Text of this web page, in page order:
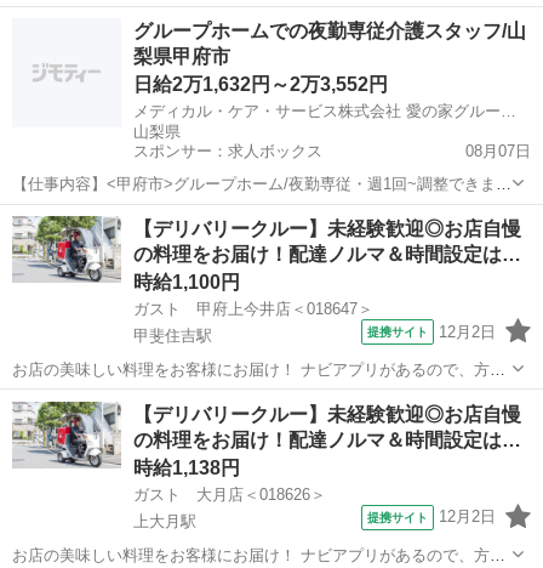
音痴の方も安心◎ 運転に慣れるまではお店の敷地内で練習するので安
心してください！ ※［自動車］［バイク］を使っての配達をお願いし
ます。 アルバイト,パート ...
東花輪駅 デリバリー
グループホームでの夜勤専従介護スタッフ/山
梨県甲府市
日給2万1,632円～2万3,552円
メディカル・ケア・サービス株式会社 愛の家グループホーム 甲府中央
山梨県
スポンサー：求人ボックス
08月07日
【仕事内容】<甲府市>グループホーム/夜勤専従・週1回~調整できま
す/経験不問/福利厚生も充実! 仕事内容 グループホームの夜勤専従・介
護職のお仕事です! (1ユニット:9名) <業務内容> ・夜間の見守り ・食
事、排泄等の介助...
アルバイト・パート
【デリバリークルー】未経験歓迎◎お店自慢
の料理をお届け！配達ノルマ＆時間設定は…
時給1,100円
ガスト 甲府上今井店＜018647＞
甲斐住吉駅
提携サイト 12月2日
お店の美味しい料理をお客様にお届け！ ナビアプリがあるので、方向
音痴の方も安心◎ 運転に慣れるまではお店の敷地内で練習するので安
心してください！ ※［自動車］［バイク］を使っての配達をお願いし
ます。 アルバイト,パート ...
山梨 甲府市 甲斐住吉駅 デリバリー
【デリバリークルー】未経験歓迎◎お店自慢
の料理をお届け！配達ノルマ＆時間設定は…
時給1,138円
ガスト 大月店＜018626＞
上大月駅
提携サイト 12月2日
お店の美味しい料理をお客様にお届け！ ナビアプリがあるので、方向